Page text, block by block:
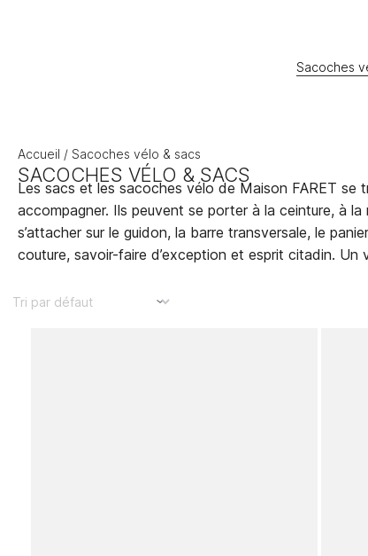
Sacoches
Accueil / Sacoches vélo & sacs
SACOCHES VÉLO & SACS
Les sacs et les sacoches vélo de Maison FARET se
accompagner. Ils peuvent se porter à la ceinture, à
s’attacher sur le guidon, la barre transversale, le
couture, savoir-faire d’exception et esprit citadin. Un